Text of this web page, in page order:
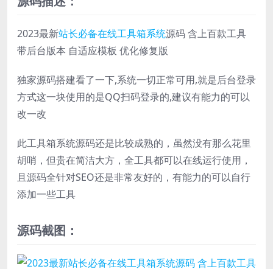
2023最新站长必备在线工具箱系统源码 含上百款工具
带后台版本 自适应模板 优化修复版
独家源码搭建看了一下,系统一切正常可用,就是后台登录
方式这一块使用的是QQ扫码登录的,建议有能力的可以
改一改
此工具箱系统源码还是比较成熟的，虽然没有那么花里
胡哨，但贵在简洁大方，全工具都可以在线运行使用，
且源码全针对SEO还是非常友好的，有能力的可以自行
添加一些工具
源码截图：